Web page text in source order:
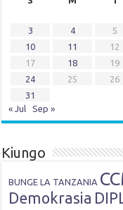
3
4 5
10
11 12
17
18 19
24
25 26
31
« Jul
Sep »
Kiungo
BUNGE LA TANZANIA
Demokrasia